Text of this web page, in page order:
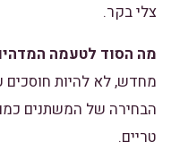
צלי בקר.
מה הסוד לטעמה
מחדש, לא להיות חוסכים
הבחירה של המשתנים כמו
טריים.